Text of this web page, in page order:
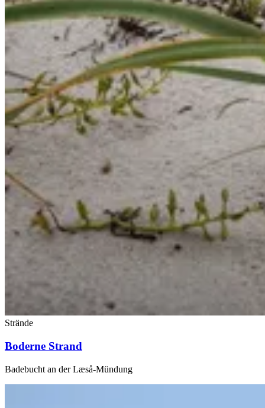
Strände
Boderne Strand
Badebucht an der Læså-Mündung